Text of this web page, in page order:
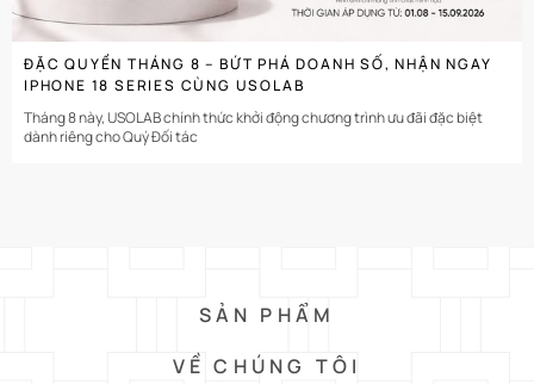
ĐẶC QUYỀN THÁNG 8 – BỨT PHÁ DOANH SỐ, NHẬN NGAY
IPHONE 18 SERIES CÙNG USOLAB
Tháng 8 này, USOLAB chính thức khởi động chương trình ưu đãi đặc biệt
dành riêng cho Quý Đối tác
SẢN PHẨM
VỀ CHÚNG TÔI